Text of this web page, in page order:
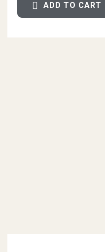
ADD TO CART